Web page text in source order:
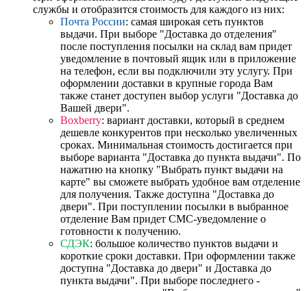
службы и отобразится стоимость для каждого из них:
Почта России: самая широкая сеть пунктов
выдачи. При выборе "Доставка до отделения"
после поступления посылки на склад вам придет
уведомление в почтовый ящик или в приложение
на телефон, если вы подключили эту услугу. При
оформлении доставки в крупные города Вам
также станет доступен выбор услуги "Доставка до
Вашей двери".
Boxberry: вариант доставки, который в среднем
дешевле конкурентов при несколько увеличенных
сроках. Минимальная стоимость достигается при
выборе варианта "Доставка до пункта выдачи". По
нажатию на кнопку "Выбрать пункт выдачи на
карте" вы сможете выбрать удобное вам отделение
для получения. Также доступна "Доставка до
двери". При поступлении посылки в выбранное
отделение Вам придет СМС-уведомление о
готовности к получению.
СДЭК: большое количество пунктов выдачи и
короткие сроки доставки. При оформлении также
доступна "Доставка до двери" и Доставка до
пункта выдачи". При выборе последнего -